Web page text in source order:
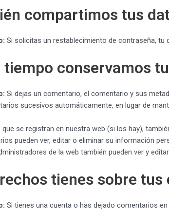
compartimos tus
Si solicitas un restablecimiento de contraseña,
tiempo conservamos
Si dejas un comentario, el comentario y sus
sucesivos automáticamente, en lugar de
que se registran en nuestra web (si los hay),
pueden ver, editar o eliminar su información
de la web también pueden ver y
tienes sobre tus
Si tienes una cuenta o has dejado comentarios